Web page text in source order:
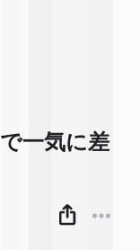
一気に差